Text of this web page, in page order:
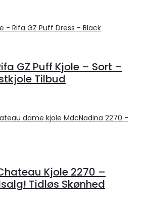
GZ Puff Kjole – Sort –
Tilbud
Kjole 2270 –
Tidløs Skønhed